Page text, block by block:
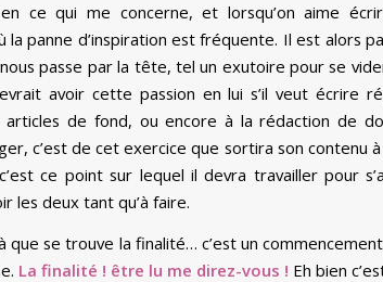
ce qui me concerne, et lorsqu’on aime
la panne d’inspiration est fréquente. Il est alors
passe par la tête, tel un exutoire pour se
avoir cette passion en lui s’il veut écrire
articles de fond, ou encore à la rédaction de
c’est de cet exercice que sortira son contenu
ce point sur lequel il devra travailler pour
les deux tant qu’à faire.
que se trouve la finalité… c’est un
La finalité ! être lu me direz-vous ! Eh bien